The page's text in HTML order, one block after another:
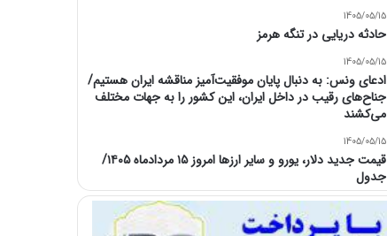
1405/05/15
حادثه دریایی در تنگه هرمز
1405/05/15
ادعای ونس: به دنبال پایان موفقیت‌آمیز مناقشه ایران هستیم/
جناح‌های رقیب در داخل ایران، این کشور را به جهات مختلف
می‌کشند
1405/05/15
قیمت جدید دلار، یورو و سایر ارزها امروز ۱۵ مردادماه ۱۴۰۵/
جدول